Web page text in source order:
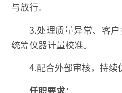
与放行。
3.处理质量异常、客户
统筹仪器计量校准。
4.配合外部审核，持续
任职要求：